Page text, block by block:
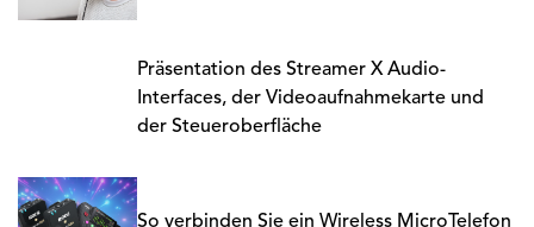
Präsentation des Streamer X Audio-
Interfaces, der Videoaufnahmekarte und
der Steueroberfläche
So verbinden Sie ein Wireless MicroTelefon